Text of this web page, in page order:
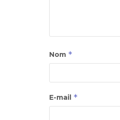
Nom *
E-mail *